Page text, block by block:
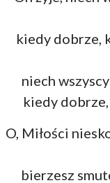
kiedy dobrze,
niech
kiedy
O, Miłości
bierzesz